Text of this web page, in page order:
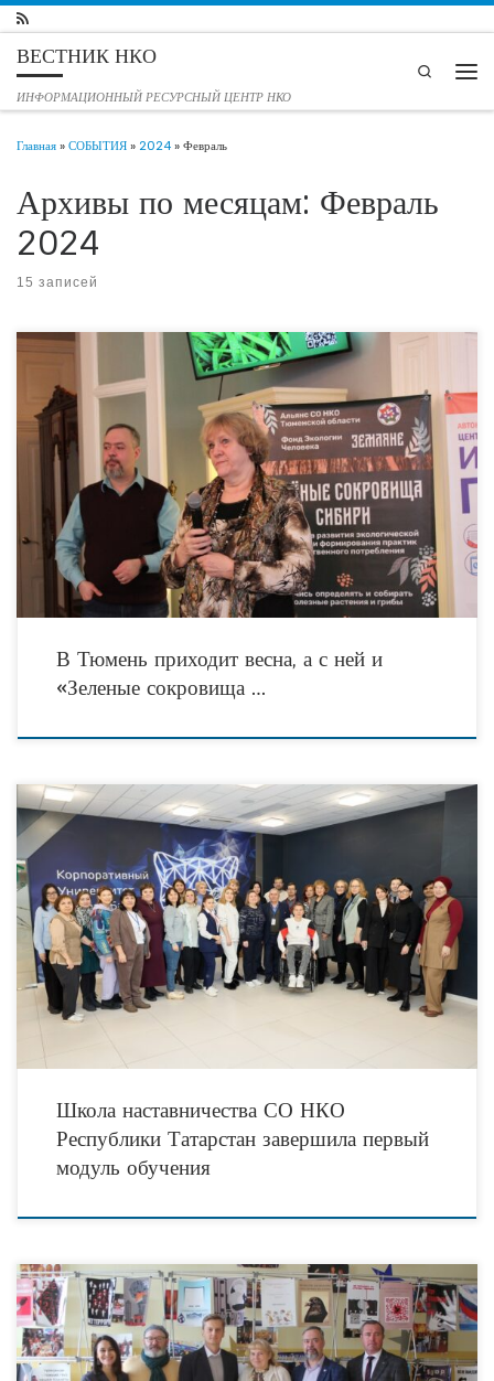
Перейти к содержимому
ВЕСТНИК НКО
ИНФОРМАЦИОННЫЙ РЕСУРСНЫЙ ЦЕНТР НКО
Search
Главная»СОБЫТИЯ»2024»Февраль
Архивы по месяцам: Февраль
2024
15 записей
27 февраля 2024 в Тюмени состоялась стартовая пресс-конференция
уникального для региона проекта -программы развития экологической
культуры и здорового образа жизни «Зеленые сокровища Сибири». Площадкой
В Тюмень приходит весна, а с ней и
«Зеленые сокровища …
26 февраля 2024 года в г. Казань на базе Корпоративного университета
Ак Барс Банка состоялась завершающая IV зональная стратегическая сессия
«Разработка стратегии развития НКО» для представителей семейно-
ориентированных некоммерческих
Школа наставничества СО НКО
Республики Татарстан завершила первый
модуль обучения